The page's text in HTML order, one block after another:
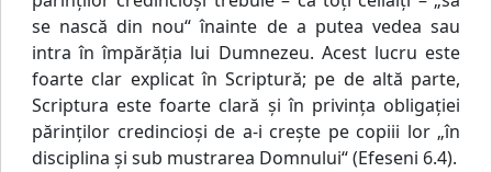
se nască din nou“ înainte de a putea vedea sau
intra în împărăţia lui Dumnezeu. Acest lucru este
foarte clar explicat în Scriptură; pe de altă parte,
Scriptura este foarte clară şi în privinţa obligaţiei
părinţilor credincioşi de a-i creşte pe copiii lor „în
disciplina şi sub mustrarea Domnului“ (Efeseni 6.4).